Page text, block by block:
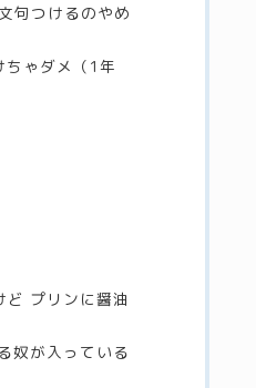
句つけるのやめ
ゃダメ（1年
プリンに醤油
奴が入っている